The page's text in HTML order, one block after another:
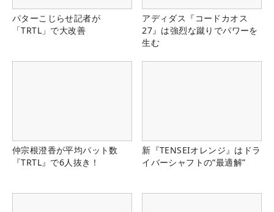
パターこじらせ記者が
「TRTL」で大改善
アディダス『コードカオス
27』は強烈な蹴りでパワーを
生む
仲宗根澄香が平均パット数
『TRTL』で6人抜き！
新『TENSEIオレンジ』はドラ
イバーシャフトの“最適解”